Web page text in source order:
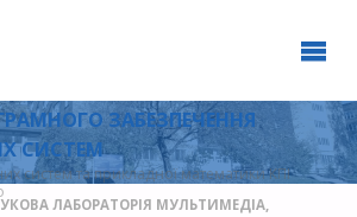
ЗАБЕЗПЕЧЕННЯ
СИСТЕМ
систем та прикладної математики КПІ
ЛАБОРАТОРІЯ МУЛЬТИМЕДІА,